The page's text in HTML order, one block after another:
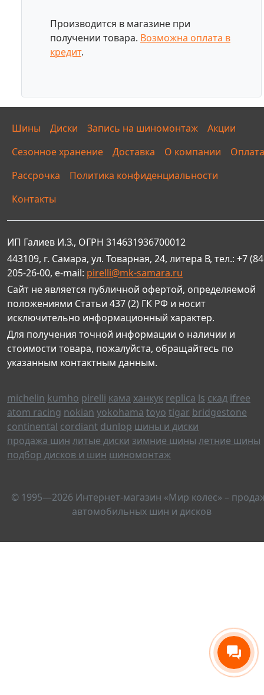
Производится в магазине при
получении товара. Возможна оплата в
кредит.
Шины Диски Запись на шиномонтаж
Акции
Сезонное хранение
Доставка О компании
Оплата
Рассрочка
Политика конфиденциальности
Контакты
ИП Галиев И.З., ОГРН 314631936700012
443109, г. Самара, ул. Товарная, 24, литера В, тел.: +7
205-26-00, e-mail: pirelli@mk-samara.ru
Сайт не является публичной офертой, определяемой
положениями Статьи 437 (2) ГК РФ и носит
исключительно информационный характер.
Для получения точной информации о наличии и
стоимости товара, пожалуйста, обращайтесь по
указанным контактным данным.
michelin kumho pirelli кама ханкук replica ls скад ifree
atom racing nokian yokohama toyo tigar bridgestone
continental cordiant dunlop шины и диски
продажа шин литые диски зимние шины летние шины
подбор дисков и шин шиномонтаж
© 1995—2026 Интернет-магазин «Мир колес» –
автомобильных шин и дисков